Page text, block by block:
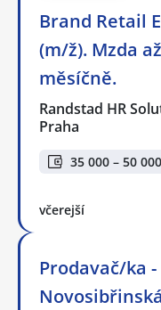
Brand Retail
(m/ž). Mzda
měsíčně.
Randstad HR
Praha
35 000 – 50
včerejší
Prodavač/ka -